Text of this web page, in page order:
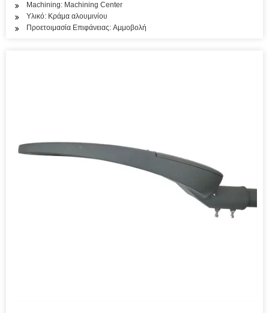
Machining: Machining Center
Υλικό: Κράμα αλουμινίου
Προετοιμασία Επιφάνειας: Αμμοβολή